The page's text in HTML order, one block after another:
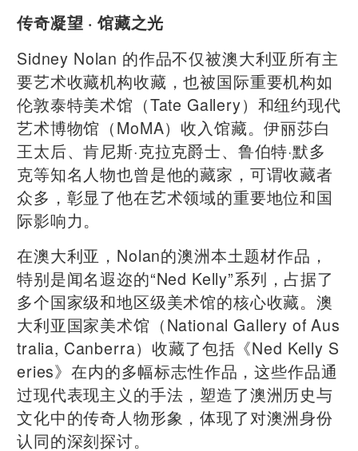
传奇凝望 · 馆藏之光
Sidney Nolan 的作品不仅被澳大利亚所有主
要艺术收藏机构收藏，也被国际重要机构如
伦敦泰特美术馆（Tate Gallery）和纽约现代
艺术博物馆（MoMA）收入馆藏。伊丽莎白
王太后、肯尼斯·克拉克爵士、鲁伯特·默多
克等知名人物也曾是他的藏家，可谓收藏者
众多，彰显了他在艺术领域的重要地位和国
际影响力。
在澳大利亚，Nolan的澳洲本土题材作品，
特别是闻名遐迩的“Ned Kelly”系列，占据了
多个国家级和地区级美术馆的核心收藏。澳
大利亚国家美术馆（National Gallery of Aus
tralia, Canberra）收藏了包括《Ned Kelly S
eries》在内的多幅标志性作品，这些作品通
过现代表现主义的手法，塑造了澳洲历史与
文化中的传奇人物形象，体现了对澳洲身份
认同的深刻探讨。